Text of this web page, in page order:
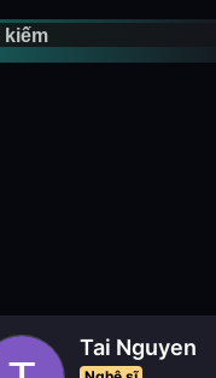
Tai Nguyen